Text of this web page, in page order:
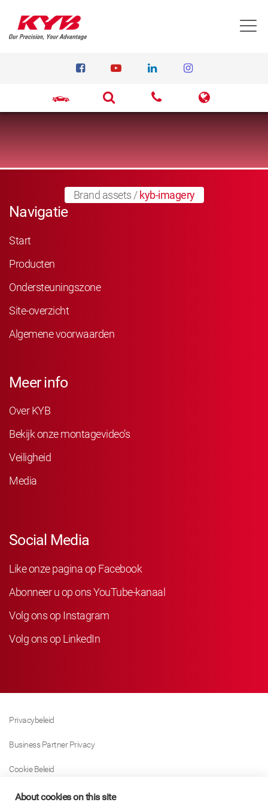
Brand assets / kyb-imagery
Navigatie
Start
Producten
Ondersteuningszone
Site-overzicht
Algemene voorwaarden
Meer info
Over KYB
Bekijk onze montagevideo’s
Veiligheid
Media
Social Media
Like onze pagina op Facebook
Abonneer u op ons YouTube-kanaal
Volg ons op Instagram
Volg ons op LinkedIn
Privacybeleid
Business Partner Privacy
Cookie Beleid
Modern Slavery Act Policy
About cookies on this site